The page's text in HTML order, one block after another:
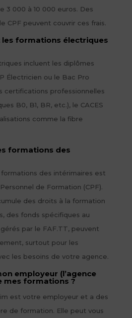
3 000 à 10 000 euros. Des
CPF peuvent couvrir ces frais.
les formations électriques
incluent les diplômes
Électricien ou le Bac Pro
certifications professionnelles
B0, B1, BR, etc.), le CACES
comme la fibre
formations des
des intérimaires est
de Formation (CPF).
des droits à la formation
des fonds spécifiques au
par le FAF.TT, peuvent
surtout pour les
les besoins de votre agence.
employeur (l’agence
mes formations ?
est votre employeur et a des
de formation. Elle peut vous